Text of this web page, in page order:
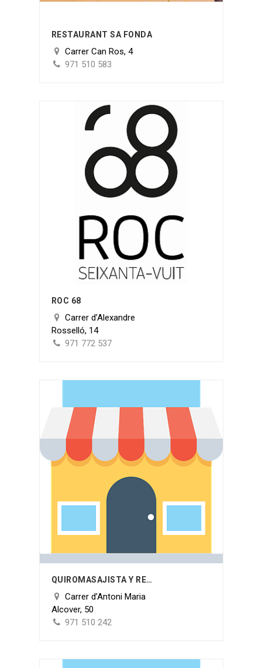
RESTAURANT SA FONDA
Carrer Can Ros, 4
971 510 583
ROC 68
Carrer d’Alexandre
Rosselló, 14
971 772 537
QUIROMASAJISTA Y REFLEXÓLOGA PODAL MARIA PARRILLA
Carrer d’Antoni Maria
Alcover, 50
971 510 242